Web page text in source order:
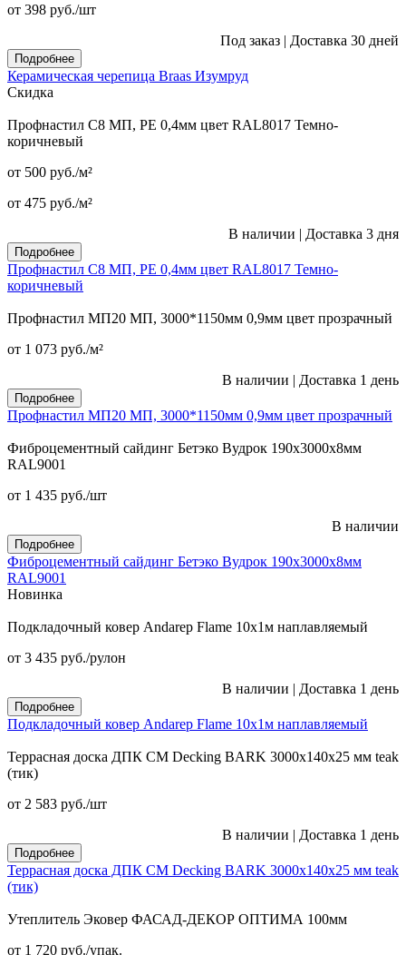
от 398 руб./шт
Под заказ | Доставка 30 дней
Подробнее
Керамическая черепица Braas Изумруд
Скидка
Профнастил С8 МП, PE 0,4мм цвет RAL8017 Темно-
коричневый
от 500 руб./м²
от 475 руб./м²
В наличии | Доставка 3 дня
Подробнее
Профнастил С8 МП, PE 0,4мм цвет RAL8017 Темно-
коричневый
Профнастил МП20 МП, 3000*1150мм 0,9мм цвет прозрачный
от 1 073 руб./м²
В наличии | Доставка 1 день
Подробнее
Профнастил МП20 МП, 3000*1150мм 0,9мм цвет прозрачный
Фиброцементный сайдинг Бетэко Вудрок 190х3000х8мм
RAL9001
от 1 435 руб./шт
В наличии
Подробнее
Фиброцементный сайдинг Бетэко Вудрок 190х3000х8мм
RAL9001
Новинка
Подкладочный ковер Andarep Flame 10х1м наплавляемый
от 3 435 руб./рулон
В наличии | Доставка 1 день
Подробнее
Подкладочный ковер Andarep Flame 10х1м наплавляемый
Террасная доска ДПК CM Decking BARK 3000х140х25 мм teak
(тик)
от 2 583 руб./шт
В наличии | Доставка 1 день
Подробнее
Террасная доска ДПК CM Decking BARK 3000х140х25 мм teak
(тик)
Утеплитель Эковер ФАСАД-ДЕКОР ОПТИМА 100мм
от 1 720 руб./упак.